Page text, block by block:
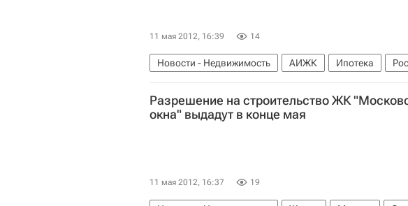
11 мая 2012, 16:39 14
Новости - Недвижимость АИЖК Ипотека
Разрешение на строительство ЖК
окна" выдадут в конце мая
11 мая 2012, 16:37 19